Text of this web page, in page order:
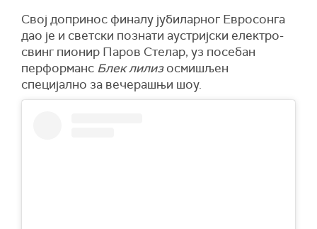
Свој допринос финалу јубиларног Евросонга
дао је и светски познати аустријски електро-
свинг пионир Паров Стелар, уз посебан
перформанс Блек лилизосмишљен
специјално за вечерашњи шоу.